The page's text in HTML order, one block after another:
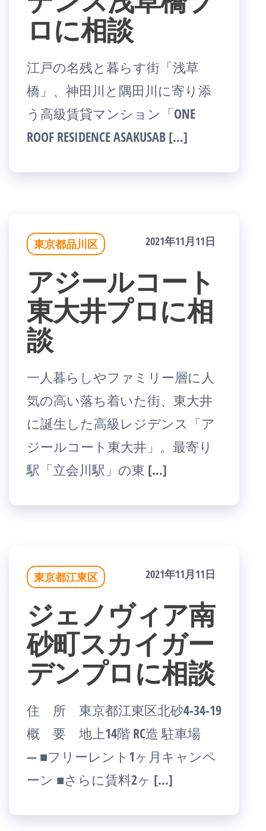
ロに相談
江戸の名残と暮らす街「浅草
橋」、神田川と隅田川に寄り添
う高級賃貸マンション「ONE
ROOF RESIDENCE ASAKUSAB […]
東京都品川区 2021年11月11日
アジールコート
東大井プロに相
談
一人暮らしやファミリー層に人
気の高い落ち着いた街、東大井
に誕生した高級レジデンス「ア
ジールコート東大井」。最寄り
駅「立会川駅」の東 […]
東京都江東区 2021年11月11日
ジェノヴィア南
砂町スカイガー
デンプロに相談
住 所 東京都江東区北砂4-34-19
概 要 地上14階 RC造 駐車場
― ■フリーレント1ヶ月キャンペ
ーン ■さらに賃料2ヶ […]